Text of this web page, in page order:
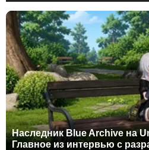
Наследник Blue Archive на
Главное из интервью с